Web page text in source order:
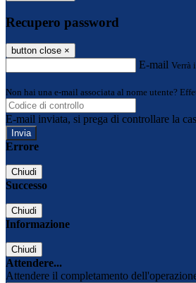
Recupero password
button close ×
E-mail Verrà
Non hai una e-mail associata al nome utente?
E-mail inviata, si prega di controllare la
Errore
Chiudi
Successo
Chiudi
Informazione
Chiudi
Attendere...
Attendere il completamento